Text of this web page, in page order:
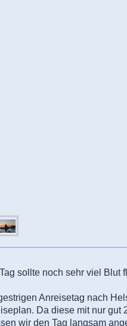
sollte noch sehr viel Blut
Anreisetag nach
Da diese mit nur gut
wir den Tag langsam